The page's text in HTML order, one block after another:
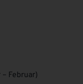
Februar)